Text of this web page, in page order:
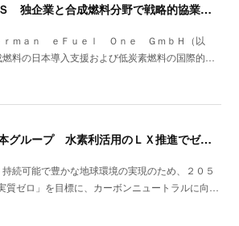
【環 境】ＥＮＥＯＳ 独企業と合成燃料分野で戦略的協業を開始
ｒｍａｎ ｅＦｕｅｌ Ｏｎｅ ＧｍｂＨ（以
料の日本導入支援および低炭素燃料の国際的…
【環 境】ＪＲ東日本グループ 水素利活用のＬＸ推進でゼロカーボンの取組みを加速
持続可能で豊かな地球環境の実現のため、２０５
質ゼロ」を目標に、カーボンニュートラルに向…